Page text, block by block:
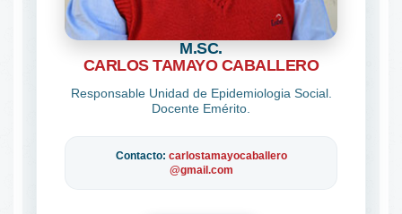
M.SC.
CARLOS TAMAYO CABALLERO
Responsable Unidad de Epidemiologia Social.
Docente Emérito.
Contacto: carlostamayocaballero
@gmail.com